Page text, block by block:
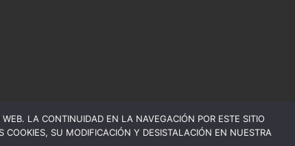
LA CONTINUIDAD EN LA NAVEGACIÓN POR ESTE SITIO
SU MODIFICACIÓN Y DESISTALACIÓN EN NUESTRA